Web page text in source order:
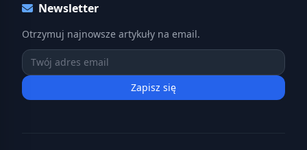
Newsletter
Otrzymuj najnowsze artykuły na email.
Zapisz się